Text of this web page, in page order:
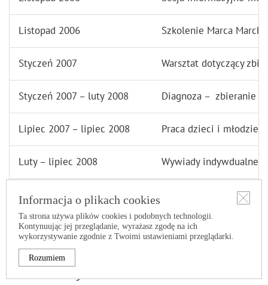
Listopad 2006 Szkolenie Marca
Styczeń 2007 Warsztat dotyczący
Styczeń 2007 – luty 2008 Diagnoza – zbieranie
Lipiec 2007 – lipiec 2008 Praca dzieci i młodzieży
Luty – lipiec 2008 Wywiady indywdualne
Wrzesień – październik 2008 Podsumowanie
Listopad 2008 Prezentacja raportu
Informacja o plikach cookies
Ta strona używa plików cookies i podobnych technologii.
Kontynuując jej przeglądanie, wyrażasz zgodę na ich
wykorzystywanie zgodnie z Twoimi ustawieniami przeglądarki.
Rozumiem